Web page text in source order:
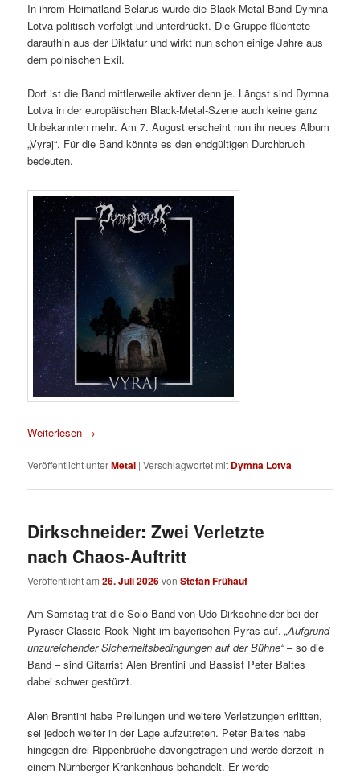
In ihrem Heimatland Belarus wurde die Black-Metal-Band Dymna
Lotva politisch verfolgt und unterdrückt. Die Gruppe flüchtete
daraufhin aus der Diktatur und wirkt nun schon einige Jahre aus
dem polnischen Exil.
Dort ist die Band mittlerweile aktiver denn je. Längst sind Dymna
Lotva in der europäischen Black-Metal-Szene auch keine ganz
Unbekannten mehr. Am 7. August erscheint nun ihr neues Album
„Vyraj“. Für die Band könnte es den endgültigen Durchbruch
bedeuten.
Weiterlesen →
Veröffentlicht unterMetal |Verschlagwortet mit Dymna Lotva
Dirkschneider: Zwei Verletzte
nach Chaos-Auftritt
Veröffentlicht am26. Juli 2026vonStefan Frühauf
Am Samstag trat die Solo-Band von Udo Dirkschneider bei der
Pyraser Classic Rock Night im bayerischen Pyras auf.„Aufgrund
unzureichender Sicherheitsbedingungen auf der Bühne“– so die
Band – sind Gitarrist Alen Brentini und Bassist Peter Baltes
dabei schwer gestürzt.
Alen Brentini habe Prellungen und weitere Verletzungen erlitten,
sei jedoch weiter in der Lage aufzutreten. Peter Baltes habe
hingegen drei Rippenbrüche davongetragen und werde derzeit in
einem Nürnberger Krankenhaus behandelt. Er werde